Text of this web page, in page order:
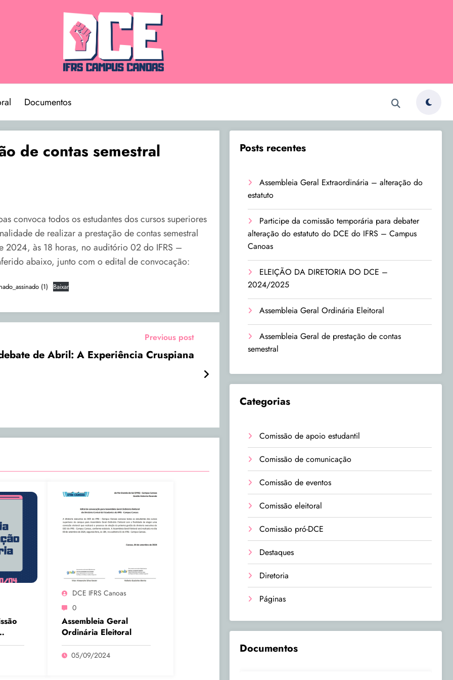
Documentos
de contas semestral
convoca todos os estudantes dos cursos superiores
de realizar a prestação de contas semestral
2024, às 18 horas, no auditório 02 do IFRS –
abaixo, junto com o edital de convocação:
(1) Baixar
Previous post
de Abril: A Experiência Cruspiana
do
DCE IFRS Canoas
0
Assembleia Geral
Ordinária Eleitoral
05/09/2024
Posts recentes
Assembleia Geral Extraordinária – alteração do
estatuto
Participe da comissão temporária para debater
alteração do estatuto do DCE do IFRS – Campus
Canoas
ELEIÇÃO DA DIRETORIA DO DCE –
2024/2025
Assembleia Geral Ordinária Eleitoral
Assembleia Geral de prestação de contas
semestral
Categorias
Comissão de apoio estudantil
Comissão de comunicação
Comissão de eventos
Comissão eleitoral
Comissão pró-DCE
Destaques
Diretoria
Páginas
Documentos